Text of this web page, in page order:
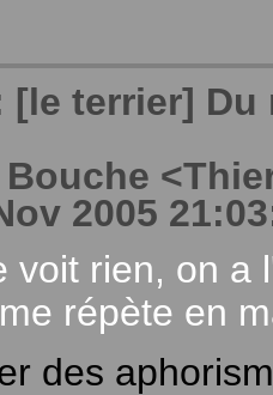
[le terrier]
2005
voit rien, on a
répète en
des